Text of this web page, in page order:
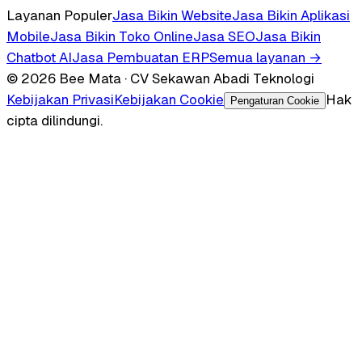
Layanan PopulerJasa Bikin WebsiteJasa Bikin Aplikasi
MobileJasa Bikin Toko OnlineJasa SEOJasa Bikin
Chatbot AIJasa Pembuatan ERPSemua layanan →
© 2026 Bee Mata · CV Sekawan Abadi Teknologi
Kebijakan PrivasiKebijakan Cookie Pengaturan Cookie
Hak
cipta dilindungi.